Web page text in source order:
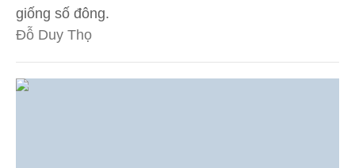
giống số đông.
Đỗ Duy Thọ